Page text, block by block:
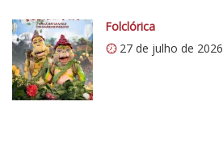
v
e
r
t
Folclórica
27 de julho de 2026